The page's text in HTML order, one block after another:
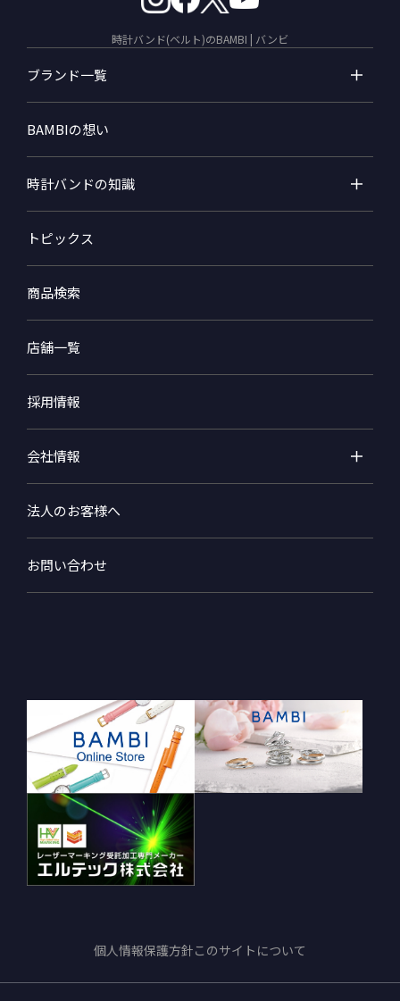
時計バンド(ベルト)のBAMBI | バンビ
ブランド一覧
BAMBIの想い
時計バンドの知識
トピックス
商品検索
店舗一覧
採用情報
会社情報
法人のお客様へ
お問い合わせ
個人情報保護方針このサイトについて